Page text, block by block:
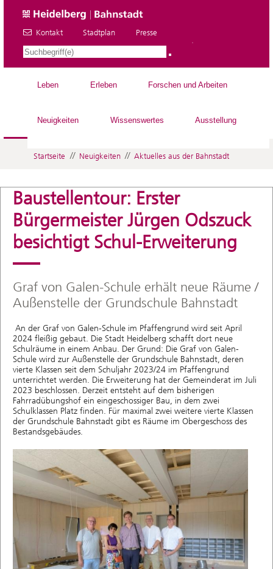
Kontakt Stadtplan Presse
Leben Erleben Forschen und Arbeiten
Neuigkeiten Wissenswertes Ausstellung
Startseite // Neuigkeiten // Aktuelles aus der Bahnstadt
Baustellentour: Erster
Bürgermeister Jürgen Odszuck
besichtigt Schul-Erweiterung
Graf von Galen-Schule erhält neue Räume /
Außenstelle der Grundschule Bahnstadt
An der Graf von Galen-Schule im Pfaffengrund wird seit April
2024 fleißig gebaut. Die Stadt Heidelberg schafft dort neue
Schulräume in einem Anbau. Der Grund: Die Graf von Galen-
Schule wird zur Außenstelle der Grundschule Bahnstadt, deren
vierte Klassen seit dem Schuljahr 2023/24 im Pfaffengrund
unterrichtet werden. Die Erweiterung hat der Gemeinderat im Juli
2023 beschlossen. Derzeit entsteht auf dem bisherigen
Fahrradübungshof ein eingeschossiger Bau, in dem zwei
Schulklassen Platz finden. Für maximal zwei weitere vierte Klassen
der Grundschule Bahnstadt gibt es Räume im Obergeschoss des
Bestandsgebäudes.